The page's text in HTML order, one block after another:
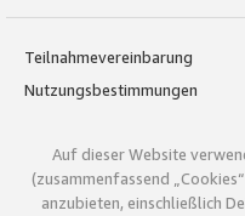
Teilnahmevereinbarung
Nutzungsbestimmungen
Auf dieser Website
(zusammenfassend
anzubieten, einschließlich